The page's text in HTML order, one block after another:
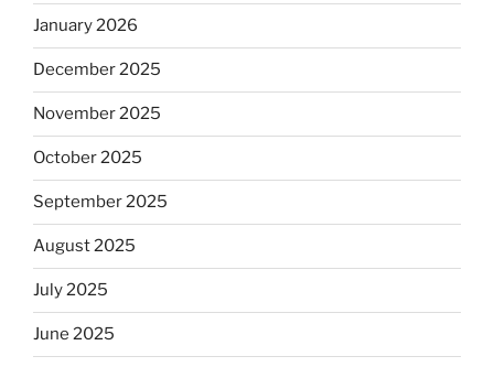
January 2026
December 2025
November 2025
October 2025
September 2025
August 2025
July 2025
June 2025